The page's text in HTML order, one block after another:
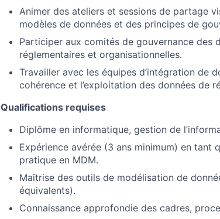
Animer des ateliers et sessions de partage
modèles de données et des principes de
Participer aux comités de gouvernance des
réglementaires et organisationnelles.
Travailler avec les équipes d’intégration de
cohérence et l’exploitation des données de
Qualifications requises
Diplôme en informatique, gestion de
Expérience avérée (3 ans minimum) en
pratique en MDM.
Maîtrise des outils de modélisation de
équivalents).
Connaissance approfondie des cadres,